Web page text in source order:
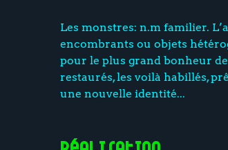
Les monstres: n.m familier.
encombrants ou objets
pour le plus grand bonheur
restaurés, les voilà habillés,
une nouvelle identité...